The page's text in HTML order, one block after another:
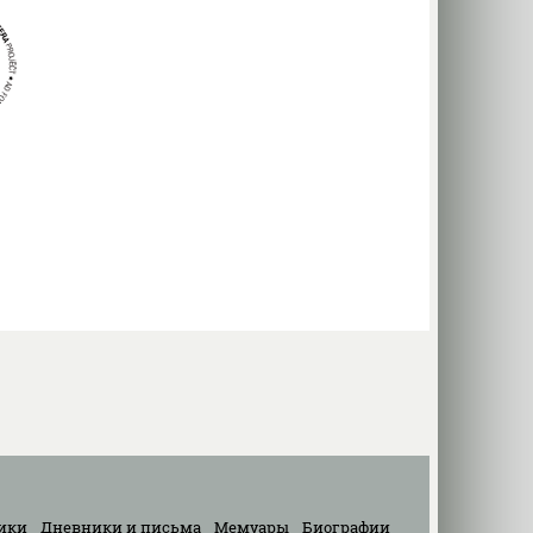
Дневники и письма Мемуары Биографии